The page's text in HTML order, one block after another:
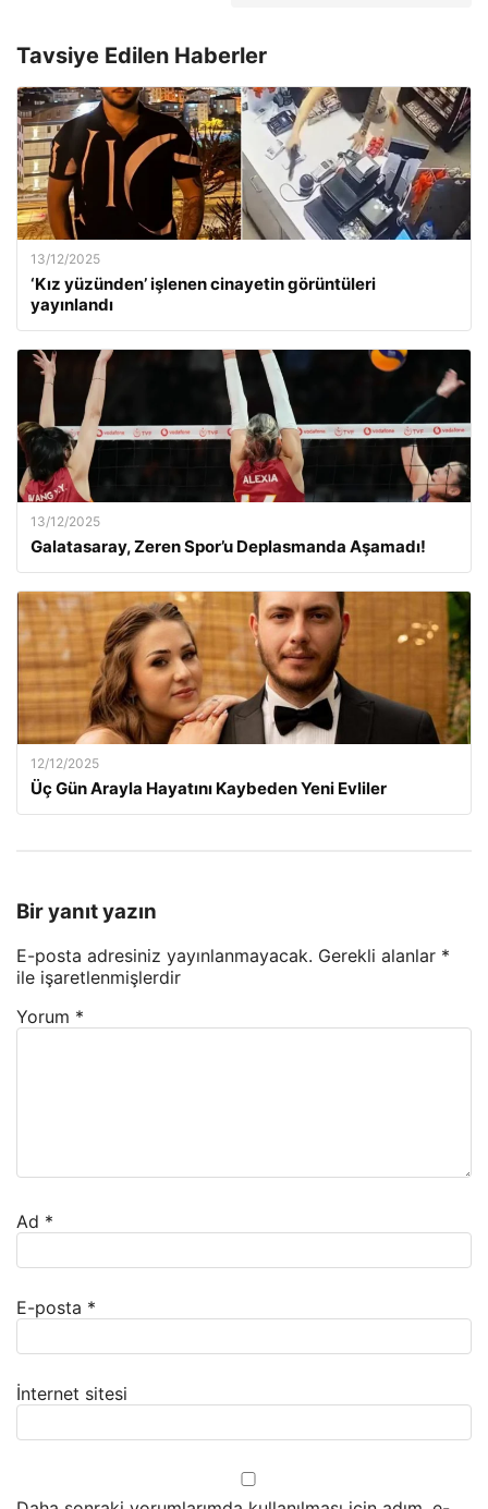
Tavsiye Edilen Haberler
13/12/2025
‘Kız yüzünden’ işlenen cinayetin görüntüleri
yayınlandı
13/12/2025
Galatasaray, Zeren Spor’u Deplasmanda Aşamadı!
12/12/2025
Üç Gün Arayla Hayatını Kaybeden Yeni Evliler
Bir yanıt yazın
E-posta adresiniz yayınlanmayacak. Gerekli alanlar *
ile işaretlenmişlerdir
Yorum *
Ad *
E-posta *
İnternet sitesi